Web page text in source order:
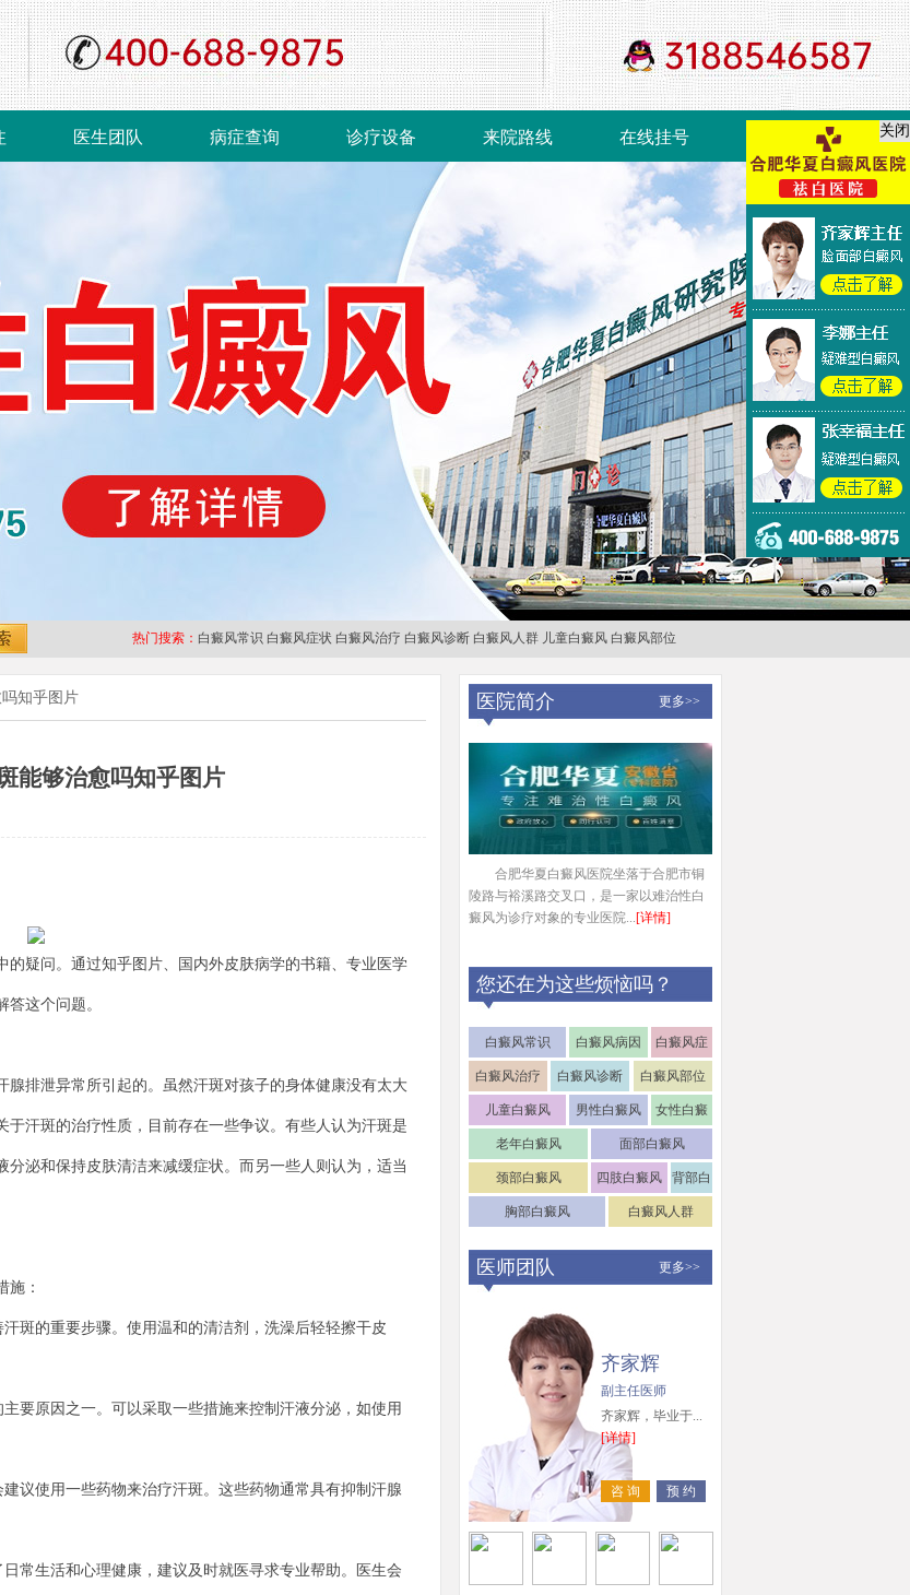
医生团队 病症查询 诊疗设备 来院路线 在线挂号
热门搜索： 白癜风常识 白癜风症状 白癜风治疗 白癜风诊断 白癜风人群 儿童白癜风 白癜风部位
知乎图片
能够治愈吗知乎图片
疑问。通过知乎图片、国内外皮肤病学的书籍、专业医学
这个问题。
排泄异常所引起的。虽然汗斑对孩子的身体健康没有太大
汗斑的治疗性质，目前存在一些争议。有些人认为汗斑是
泌和保持皮肤清洁来减缓症状。而另一些人则认为，适当
：
的重要步骤。使用温和的清洁剂，洗澡后轻轻擦干皮
原因之一。可以采取一些措施来控制汗液分泌，如使用
使用一些药物来治疗汗斑。这些药物通常具有抑制汗腺
生活和心理健康，建议及时就医寻求专业帮助。医生会
医院简介 更多>>
合肥华夏白癜风医院坐落于合肥市铜
陵路与裕溪路交叉口，是一家以难治性白
癜风为诊疗对象的专业医院...[详情]
您还在为这些烦恼吗？
白癜风常识 白癜风病因
白癜风症
状
白癜风治疗 白癜风诊断 白癜风部位
儿童白癜风 男性白癜风
女性白癜
风
老年白癜风 面部白癜风
颈部白癜风 四肢白癜风
背部白
癜风
胸部白癜风 白癜风人群
医师团队 更多>>
齐家辉
副主任医师
齐家辉，毕业于...
[详情]
咨 询 预 约
关闭